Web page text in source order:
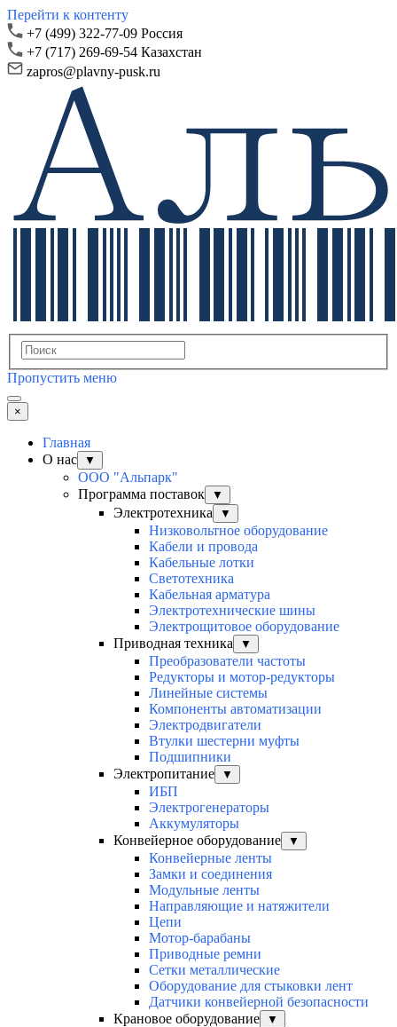
Перейти к контенту
+7 (499) 322-77-09 Россия
+7 (717) 269-69-54 Казахстан
zapros@plavny-pusk.ru
Пропустить меню
×
Главная
О нас
▼
ООО "Альпарк"
Программа поставок
▼
Электротехника ▼
Низковольтное оборудование
Кабели и провода
Кабельные лотки
Светотехника
Кабельная арматура
Электротехнические шины
Электрощитовое оборудование
Приводная техника
▼
Преобразователи частоты
Редукторы и мотор-редукторы
Линейные системы
Компоненты автоматизации
Электродвигатели
Втулки шестерни муфты
Подшипники
Электропитание
▼
ИБП
Электрогенераторы
Аккумуляторы
Конвейерное оборудование
▼
Конвейерные ленты
Замки и соединения
Модульные ленты
Направляющие и натяжители
Цепи
Мотор-барабаны
Приводные ремни
Сетки металлические
Оборудование для стыковки лент
Датчики конвейерной безопасности
Крановое оборудование
▼